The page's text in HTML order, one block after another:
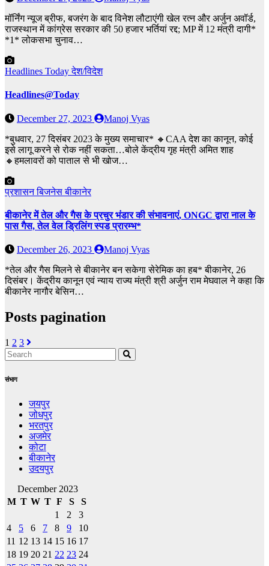
मॉर्निंग न्यूज ब्रीफ, बजरंग के बाद विनेश लौटाएंगी खेल रत्न और अर्जुन अवॉर्ड,
राजस्थान में कांग्रेस सरकार की 50 हजार भर्तियां रद्द; MP में 12 मंत्री दागी*
*1* लोकसभा चुनाव…
Headlines Todayदेश/विदेश
Headlines@Today
December 27, 2023
Manoj Vyas
*बुधवार, 27 दिसंबर 2023 के मुख्य समाचार* 🔸CAA देश का कानून, कोई
इसे लागू करने से रोक नहीं सकता…बोले केंद्रीय गृह मंत्री अमित शाह
🔸हमलावरों को पाताल से भी खोज…
प्रशासनबिजनेसबीकानेर
बीकानेर में तेल और गैस के प्रचुर भंडार की संभावनाएं, ONGC द्वारा नाल के
पास गैस, तेल वेल ड्रिलिंग स्पड प्रारम्भ*
December 26, 2023
Manoj Vyas
*तेल और गैस मिलने से बीकानेर बन सकेगा सेरेमिक का हब* बीकानेर, 26
दिसंबर। केंद्रीय कानून एवं न्याय राज्य मंत्री श्री अर्जुन राम मेघवाल ने कहा कि
बीकानेर नागौर बेसिन…
Posts pagination
1 2 3
संभाग
जयपुर
जोधपुर
भरतपुर
अजमेर
कोटा
बीकानेर
उदयपुर
December 2023
M T W T F S
S
1
2
3
4
5 6 7 8 9
10
11 12 13 14 15 16 17
18 19 20 21 22 23 24